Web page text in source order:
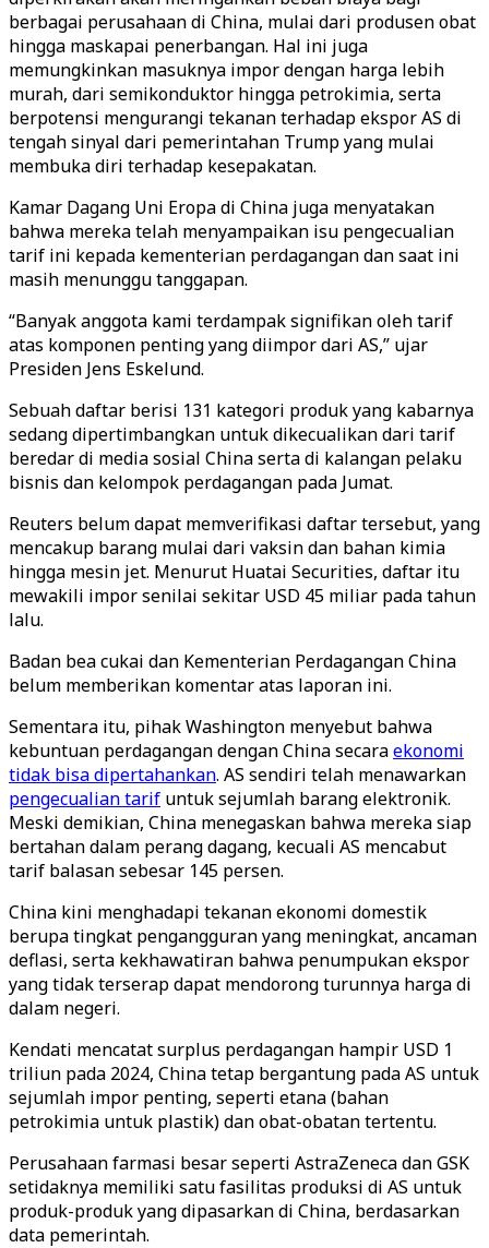
berbagai perusahaan di China, mulai dari produsen obat
hingga maskapai penerbangan. Hal ini juga
memungkinkan masuknya impor dengan harga lebih
murah, dari semikonduktor hingga petrokimia, serta
berpotensi mengurangi tekanan terhadap ekspor AS di
tengah sinyal dari pemerintahan Trump yang mulai
membuka diri terhadap kesepakatan.
Kamar Dagang Uni Eropa di China juga menyatakan
bahwa mereka telah menyampaikan isu pengecualian
tarif ini kepada kementerian perdagangan dan saat ini
masih menunggu tanggapan.
“Banyak anggota kami terdampak signifikan oleh tarif
atas komponen penting yang diimpor dari AS,” ujar
Presiden Jens Eskelund.
Sebuah daftar berisi 131 kategori produk yang kabarnya
sedang dipertimbangkan untuk dikecualikan dari tarif
beredar di media sosial China serta di kalangan pelaku
bisnis dan kelompok perdagangan pada Jumat.
Reuters belum dapat memverifikasi daftar tersebut, yang
mencakup barang mulai dari vaksin dan bahan kimia
hingga mesin jet. Menurut Huatai Securities, daftar itu
mewakili impor senilai sekitar USD 45 miliar pada tahun
lalu.
Badan bea cukai dan Kementerian Perdagangan China
belum memberikan komentar atas laporan ini.
Sementara itu, pihak Washington menyebut bahwa
kebuntuan perdagangan dengan China secaraekonomi
tidak bisa dipertahankan. AS sendiri telah menawarkan
pengecualian tarif untuk sejumlah barang elektronik.
Meski demikian, China menegaskan bahwa mereka siap
bertahan dalam perang dagang, kecuali AS mencabut
tarif balasan sebesar 145 persen.
China kini menghadapi tekanan ekonomi domestik
berupa tingkat pengangguran yang meningkat, ancaman
deflasi, serta kekhawatiran bahwa penumpukan ekspor
yang tidak terserap dapat mendorong turunnya harga di
dalam negeri.
Kendati mencatat surplus perdagangan hampir USD 1
triliun pada 2024, China tetap bergantung pada AS untuk
sejumlah impor penting, seperti etana (bahan
petrokimia untuk plastik) dan obat-obatan tertentu.
Perusahaan farmasi besar seperti AstraZeneca dan GSK
setidaknya memiliki satu fasilitas produksi di AS untuk
produk-produk yang dipasarkan di China, berdasarkan
data pemerintah.